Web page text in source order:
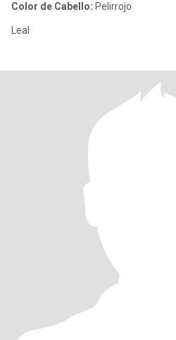
Color de Cabello: Pelirrojo
Leal